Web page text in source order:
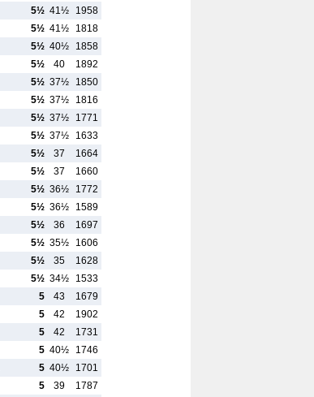
5½ 41½
1958
5½ 41½
1818
5½ 40½
1858
5½ 40
1892
5½ 37½
1850
5½ 37½
1816
5½ 37½
1771
5½ 37½
1633
5½ 37
1664
5½ 37
1660
5½ 36½
1772
5½ 36½
1589
5½ 36
1697
5½ 35½
1606
5½ 35
1628
5½ 34½
1533
5 43
1679
5 42
1902
5 42
1731
5 40½
1746
5 40½
1701
5 39
1787